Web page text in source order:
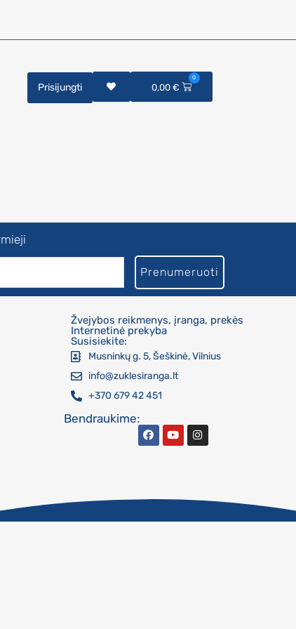
0,00 €
0
Prisijungti
Prenumeruoti
Žvejybos reikmenys, įranga, prekės
Internetinė prekyba
Susisiekite:
Musninkų g. 5, Šeškinė, Vilnius
info@zuklesiranga.lt
+370 679 42 451
Bendraukime: